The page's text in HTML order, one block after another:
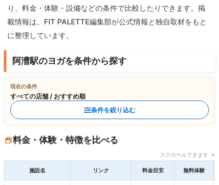
り、料金・体験・設備などの条件で比較したりできます。掲
載情報は、FIT PALETTE編集部が公式情報と独自取材をもと
に整理しています。
阿漕駅のヨガを条件から探す
現在の条件
すべての店舗 / おすすめ順
条件を絞り込む
料金・体験・特徴を比べる
スクロールできます →
施設名 リンク 料金目安 無料体験